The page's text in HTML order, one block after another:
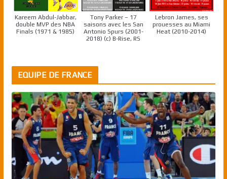
Kareem Abdul-Jabbar,
double MVP des NBA
Finals (1971 & 1985)
Tony Parker – 17
saisons avec les San
Antonio Spurs (2001-
2018) (c) B-Rise, RS
Lebron James, ses
prouesses au Miami
Heat (2010-2014)
EQUIPE DE FRANCE